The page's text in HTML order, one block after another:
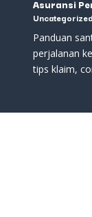
Asuransi
Uncategorized
Panduan
perjalanan
tips klaim,